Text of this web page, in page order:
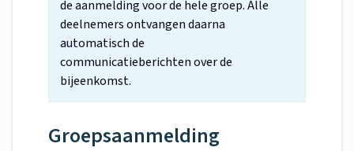
de aanmelding voor de hele groep. Alle
deelnemers ontvangen daarna
automatisch de
communicatieberichten over de
bijeenkomst.
Groepsaanmelding